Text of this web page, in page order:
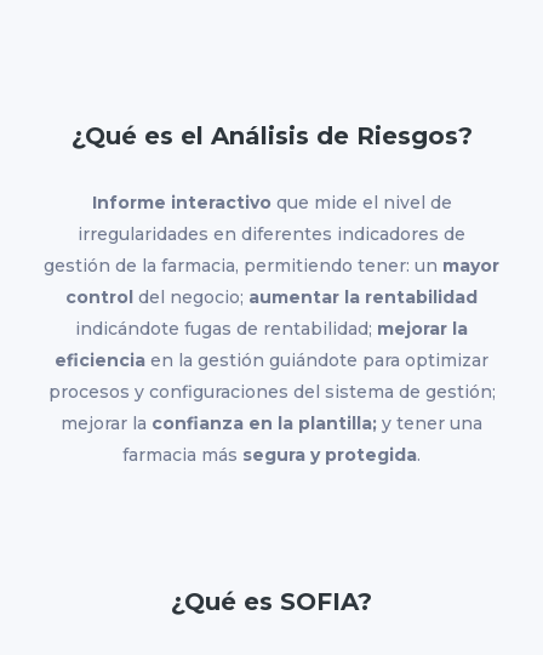
¿Qué es el Análisis de Riesgos?
Informe interactivo que mide el nivel de
irregularidades en diferentes indicadores de
gestión de la farmacia, permitiendo tener: un mayor
control del negocio; aumentar la rentabilidad
indicándote fugas de rentabilidad; mejorar la
eficiencia en la gestión guiándote para optimizar
procesos y configuraciones del sistema de gestión;
mejorar la confianza en la plantilla; y tener una
farmacia más segura y protegida.
¿Qué es SOFIA?